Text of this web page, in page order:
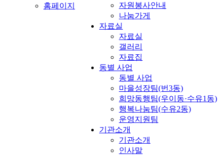
자원봉사안내
나눔가게
자료실
자료실
갤러리
자료집
동별 사업
동별 사업
마을성장팀(번3동)
희망동행팀(우이동·수유1동)
행복나눔팀(수유2동)
운영지원팀
기관소개
기관소개
인사말
홈페이지